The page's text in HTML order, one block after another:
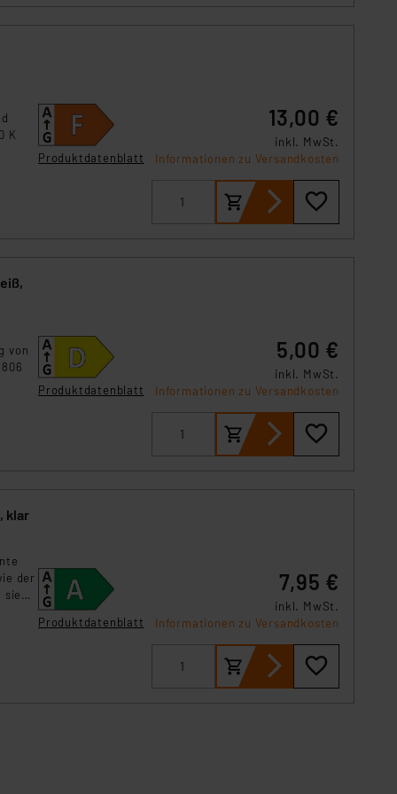
K
Produktdatenblatt
13,00 €
inkl. MwSt.
Informationen zu Versandkosten
von
Produktdatenblatt
5,00 €
inkl. MwSt.
Informationen zu Versandkosten
klar
der
sie
Produktdatenblatt
7,95 €
inkl. MwSt.
Informationen zu Versandkosten